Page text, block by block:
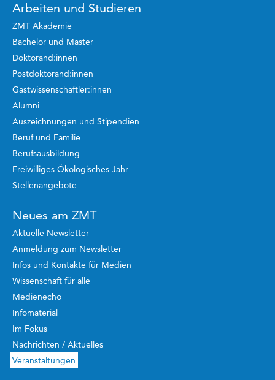
Arbeiten und Studieren
ZMT Akademie
Bachelor und Master
Doktorand:innen
Postdoktorand:innen
Gastwissenschaftler:innen
Alumni
Auszeichnungen und Stipendien
Beruf und Familie
Berufsausbildung
Freiwilliges Ökologisches Jahr
Stellenangebote
Neues am ZMT
Aktuelle Newsletter
Anmeldung zum Newsletter
Infos und Kontakte für Medien
Wissenschaft für alle
Medienecho
Infomaterial
Im Fokus
Nachrichten / Aktuelles
Veranstaltungen